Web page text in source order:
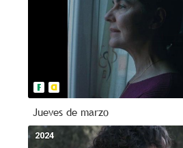
Jueves de marzo
2024